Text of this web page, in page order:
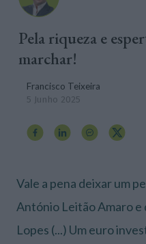
Pela riqueza e
marchar!
Francisco Teixeira
5 Junho 2025
Vale a pena deixar um
António Leitão Amaro
Lopes (...) Um euro